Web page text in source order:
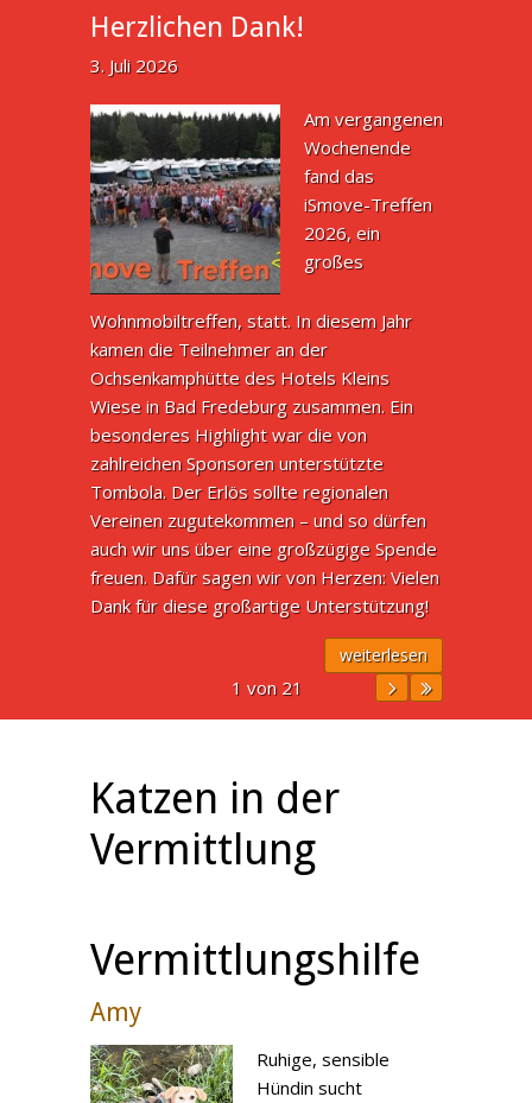
Herzlichen Dank!
3. Juli 2026
Am vergangenen
Wochenende
fand das
iSmove-Treffen
2026, ein
großes
Wohnmobiltreffen, statt. In diesem Jahr
kamen die Teilnehmer an der
Ochsenkamphütte des Hotels Kleins
Wiese in Bad Fredeburg zusammen. Ein
besonderes Highlight war die von
zahlreichen Sponsoren unterstützte
Tombola. Der Erlös sollte regionalen
Vereinen zugutekommen – und so dürfen
auch wir uns über eine großzügige Spende
freuen. Dafür sagen wir von Herzen: Vielen
Dank für diese großartige Unterstützung!
weiterlesen
1 von 21
Katzen in der
Vermittlung
Vermittlungshilfe
Amy
Ruhige, sensible
Hündin sucht